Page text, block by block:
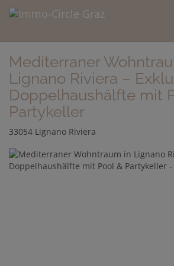
Mediterraner
Lignano Riviera –
Doppelhaushälfte mit
Partykeller
33054 Lignano Riviera